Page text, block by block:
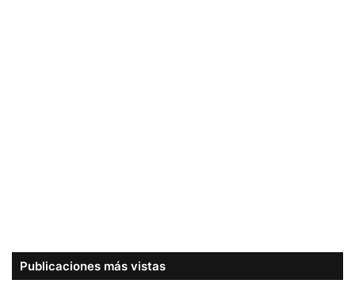
Publicaciones más vistas